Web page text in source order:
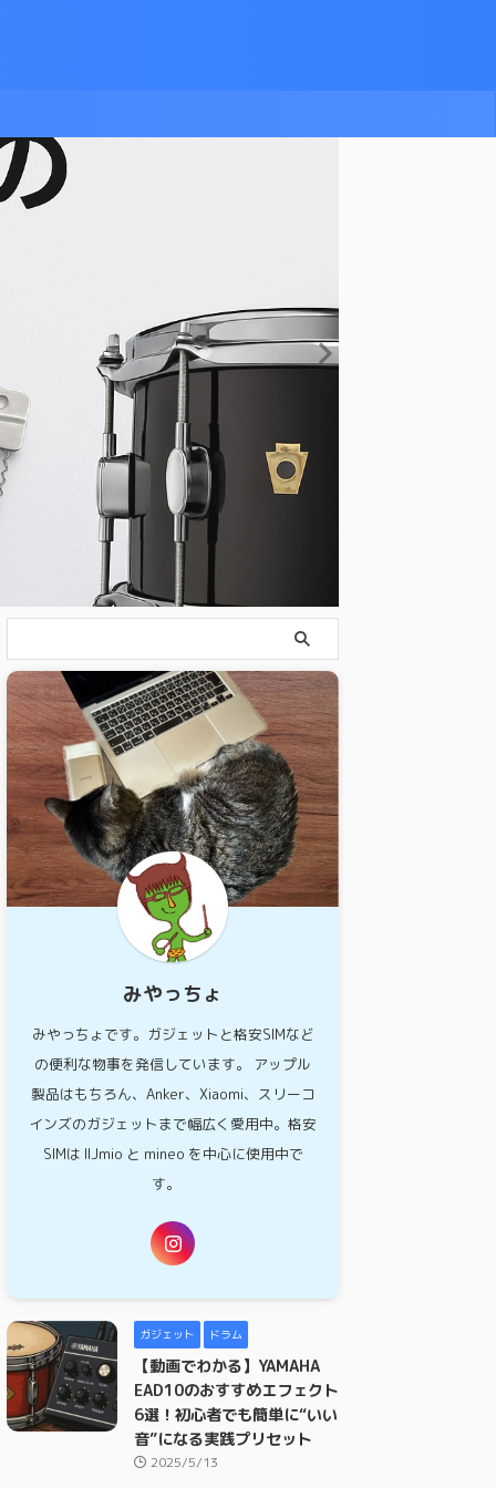
みやっちょ
みやっちょです。ガジェットと格安SIMなど
の便利な物事を発信しています。 アップル
製品はもちろん、Anker、Xiaomi、スリーコ
インズのガジェットまで幅広く愛用中。格安
SIMは IIJmio と mineo を中心に使用中で
す。
ガジェット ドラム
【動画でわかる】YAMAHA
EAD10のおすすめエフェクト
6選！初心者でも簡単に“いい
音”になる実践プリセット
2025/5/13